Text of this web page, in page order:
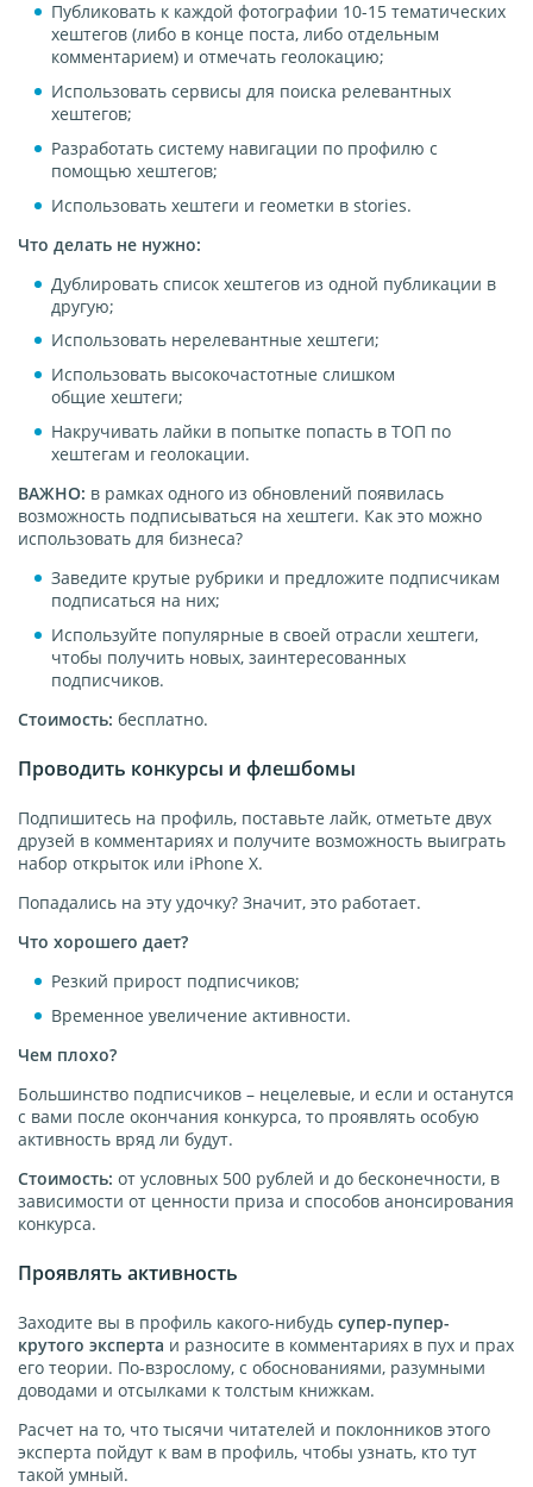
Публиковать к каждой фотографии 10-15 тематических
хештегов (либо в конце поста, либо отдельным
комментарием) и отмечать геолокацию;
Использовать сервисы для поиска релевантных
хештегов;
Разработать систему навигации по профилю с
помощью хештегов;
Использовать хештеги и геометки в stories.
Что делать не нужно:
Дублировать список хештегов из одной публикации в
другую;
Использовать нерелевантные хештеги;
Использовать высокочастотные слишком
общие хештеги;
Накручивать лайки в попытке попасть в ТОП по
хештегам и геолокации.
ВАЖНО: в рамках одного из обновлений появилась
возможность подписываться на хештеги. Как это можно
использовать для бизнеса?
Заведите крутые рубрики и предложите подписчикам
подписаться на них;
Используйте популярные в своей отрасли хештеги,
чтобы получить новых, заинтересованных
подписчиков.
Стоимость: бесплатно.
Проводить конкурсы и флешбомы
Подпишитесь на профиль, поставьте лайк, отметьте двух
друзей в комментариях и получите возможность выиграть
набор открыток или iPhone X.
Попадались на эту удочку? Значит, это работает.
Что хорошего дает?
Резкий прирост подписчиков;
Временное увеличение активности.
Чем плохо?
Большинство подписчиков – нецелевые, и если и останутся
с вами после окончания конкурса, то проявлять особую
активность вряд ли будут.
Стоимость: от условных 500 рублей и до бесконечности, в
зависимости от ценности приза и способов анонсирования
конкурса.
Проявлять активность
Заходите вы в профиль какого-нибудь супер-пупер-
крутого эксперта и разносите в комментариях в пух и прах
его теории. По-взрослому, с обоснованиями, разумными
доводами и отсылками к толстым книжкам.
Расчет на то, что тысячи читателей и поклонников этого
эксперта пойдут к вам в профиль, чтобы узнать, кто тут
такой умный.